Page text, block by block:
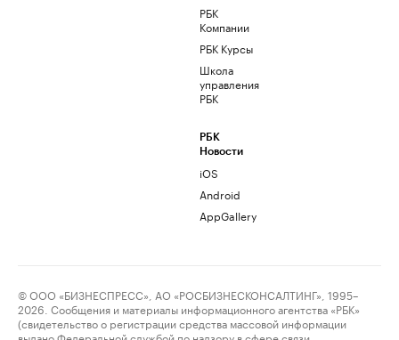
РБК
Компании
РБК Курсы
Школа
управления
РБК
РБК
Новости
iOS
Android
AppGallery
© ООО «БИЗНЕСПРЕСС», АО «РОСБИЗНЕСКОНСАЛТИНГ», 1995–
2026. Сообщения и материалы информационного агентства «РБК»
(свидетельство о регистрации средства массовой информации